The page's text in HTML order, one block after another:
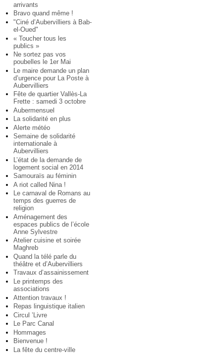
arrivants
Bravo quand même !
"Ciné d’Aubervilliers à Bab-
el-Oued"
« Toucher tous les
publics »
Ne sortez pas vos
poubelles le 1er Mai
Le maire demande un plan
d’urgence pour La Poste à
Aubervilliers
Fête de quartier Vallès-La
Frette : samedi 3 octobre
Aubermensuel
La solidarité en plus
Alerte météo
Semaine de solidarité
internationale à
Aubervilliers
L’état de la demande de
logement social en 2014
Samouraïs au féminin
A riot called Nina !
Le carnaval de Romans au
temps des guerres de
religion
Aménagement des
espaces publics de l’école
Anne Sylvestre
Atelier cuisine et soirée
Maghreb
Quand la télé parle du
théâtre et d’Aubervilliers
Travaux d’assainissement
Le printemps des
associations
Attention travaux !
Repas linguistique italien
Circul ’Livre
Le Parc Canal
Hommages
Bienvenue !
La fête du centre-ville